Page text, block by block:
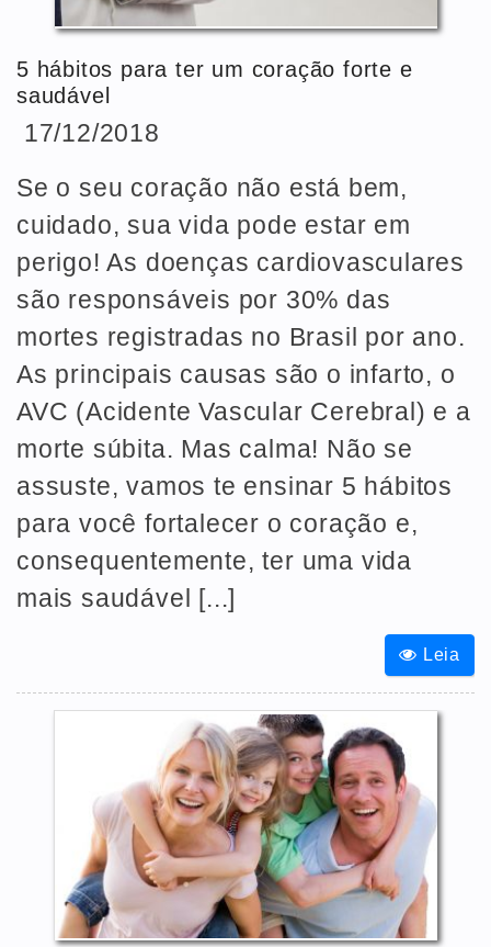
5 hábitos para ter um coração forte e
saudável
17/12/2018
Se o seu coração não está bem,
cuidado, sua vida pode estar em
perigo! As doenças cardiovasculares
são responsáveis por 30% das
mortes registradas no Brasil por ano.
As principais causas são o infarto, o
AVC (Acidente Vascular Cerebral) e a
morte súbita. Mas calma! Não se
assuste, vamos te ensinar 5 hábitos
para você fortalecer o coração e,
consequentemente, ter uma vida
mais saudável [...]
Leia